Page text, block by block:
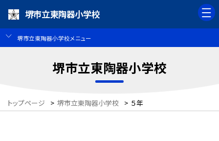
堺市立東陶器小学校
堺市立東陶器小学校メニュー
堺市立東陶器小学校
トップページ > 堺市立東陶器小学校 > ５年